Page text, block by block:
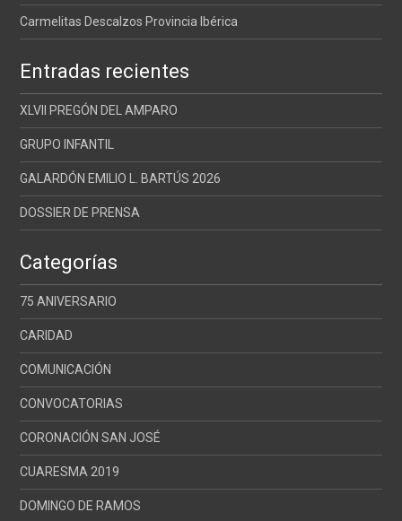
Carmelitas Descalzos Provincia Ibérica
Entradas recientes
XLVII PREGÓN DEL AMPARO
GRUPO INFANTIL
GALARDÓN EMILIO L. BARTÚS 2026
DOSSIER DE PRENSA
Categorías
75 ANIVERSARIO
CARIDAD
COMUNICACIÓN
CONVOCATORIAS
CORONACIÓN SAN JOSÉ
CUARESMA 2019
DOMINGO DE RAMOS